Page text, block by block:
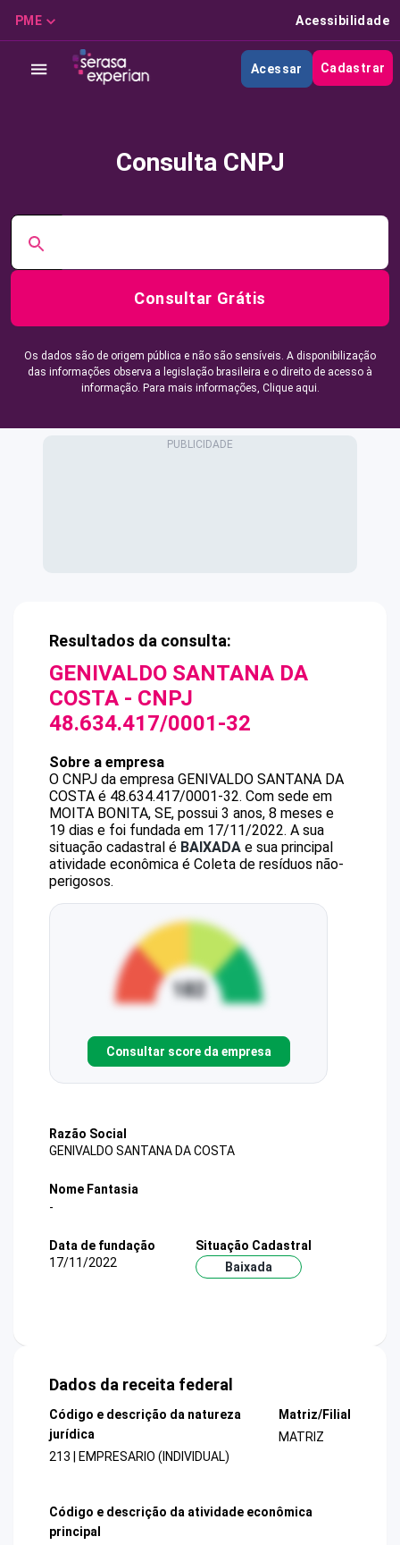
PME Acessibilidade
Acessar Cadastrar
Consulta CNPJ
Consultar Grátis
Os dados são de origem pública e não são sensíveis. A disponibilização
das informações observa a legislação brasileira e o direito de acesso à
informação. Para mais informações, Clique aqui.
Resultados da consulta:
GENIVALDO SANTANA DA
COSTA - CNPJ
48.634.417/0001-32
Sobre a empresa
O CNPJ da empresa GENIVALDO SANTANA DA
COSTA é 48.634.417/0001-32. Com sede em
MOITA BONITA, SE, possui 3 anos, 8 meses e
19 dias e foi fundada em 17/11/2022. A sua
situação cadastral é BAIXADA e sua principal
atividade econômica é Coleta de resíduos não-
perigosos.
Consultar score da empresa
Razão Social
GENIVALDO SANTANA DA COSTA
Nome Fantasia
-
Data de fundação
17/11/2022
Situação Cadastral
Baixada
Dados da receita federal
Código e descrição da natureza
jurídica
213 | EMPRESARIO (INDIVIDUAL)
Matriz/Filial
MATRIZ
Código e descrição da atividade econômica
principal